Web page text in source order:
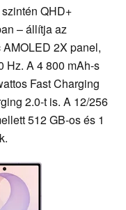
QHD+
– állítja az
2X panel,
Hz. A 4 800 mAh-s
Fast Charging
2.0-t is. A 12/256
512 GB-os és 1